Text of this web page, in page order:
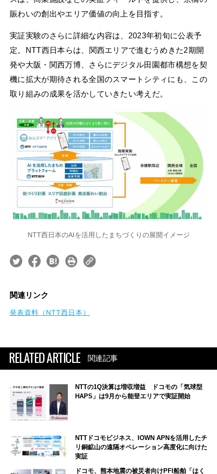
賑わいの創出やエリア価値の向上を目指す。
実証実験のさらに詳細な内容は、2023年初旬に公表予
定。NTT西日本らは、関西エリアで進むうめきた2期開
発や大阪・関西万博、さらにデジタル田園都市構想を契
機に拡大が期待される全国のスマートシティにも、この
取り組みの成果を活かしていきたい考えだ。
NTT西日本のAIを活用したまちづくりの展開イメージ
関連リンク
発表資料（NTT西日本）
RELATED ARTICLE 関連記事
NTTの1Q決算は増収増益 ドコモの「気球型
HAPS」は9月から能登エリアで実証開始
NTTドコモビジネス、IOWN APNを活用したチ
リ銅鉱山の遠隔オペレーション高度化に向けた
実証
ドコモ、熊本地震の被災者向けPFI船舶「はく